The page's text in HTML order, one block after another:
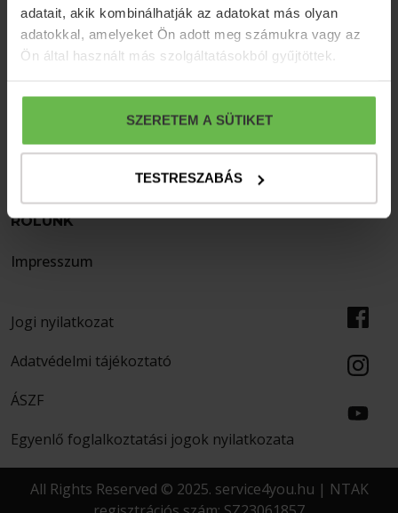
adatait, akik kombinálhatják az adatokat más olyan
adatokkal, amelyeket Ön adott meg számukra vagy az
Ön által használt más szolgáltatásokból gyűjtöttek.
SZERETEM A SÜTIKET
TESTRESZABÁS
+36 74 486 568
+36 30 742 30 91
Szállodák
S4Y Klub
Hírlevél
RÓLUNK
Impresszum
Jogi nyilatkozat
Adatvédelmi tájékoztató
ÁSZF
Egyenlő foglalkoztatási jogok nyilatkozata
All Rights Reserved © 2025. service4you.hu | NTAK